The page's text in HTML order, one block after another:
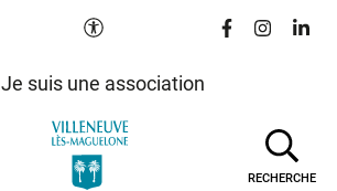
Paramètres d'accessibilité
Lien vers le
Lien vers
Lien
Je suis une association
RECHERCHE